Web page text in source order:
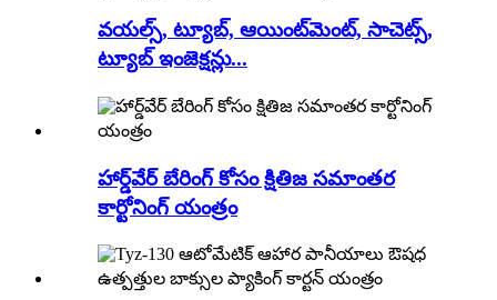
వయల్స్, ట్యూబ్, ఆయింట్‌మెంట్, సాచెట్స్,
ట్యూబ్ ఇంజెక్షన్లు...
హార్డ్‌వేర్ బేరింగ్ కోసం క్షితిజ సమాంతర
కార్టోనింగ్ యంత్రం